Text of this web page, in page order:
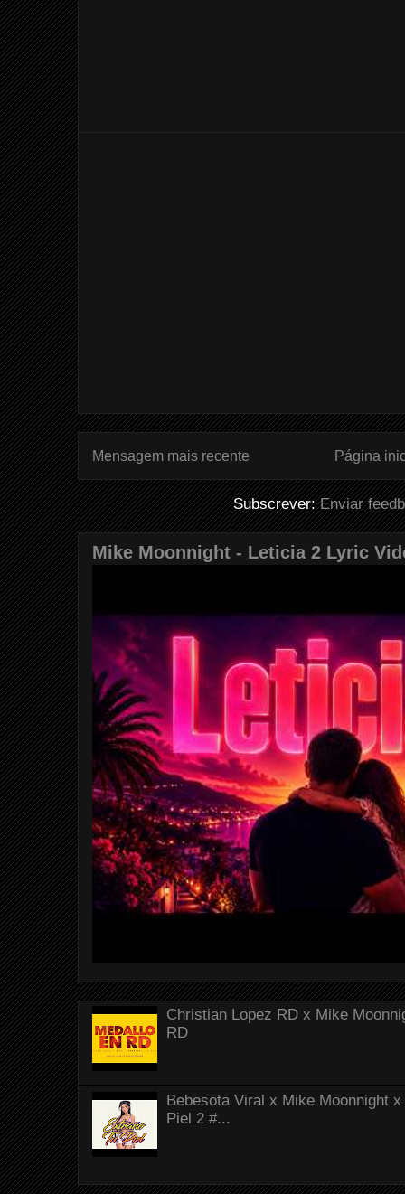
Mensagem mais recente Página
Subscrever:Enviar
Mike Moonnight - Leticia 2 Lyric
Christian Lopez RD x Mike
RD
Bebesota Viral x Mike Moonnight
Piel 2 #...